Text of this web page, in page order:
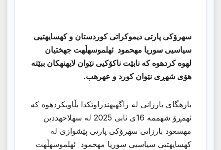
سهرۆكی پارتی دیموكراتی كوردستان و كهسایهتیی
سیاسیی سوریا مهحمود ئهلموسهڵهت جهختیان
لهوه كردهوه كه نابێت ناكۆكیی نێوان لایهنهكان ببێته
هۆی شهڕی نێوان كورد و عهرهب.
بارهگای بارزانی له راگهیهندراوێكدا بڵاویكردهوه كه
ئهمڕۆ شهممه 16ی ئابی 2025 له سهلاحهددین
مهسعود بارزانی سهرۆكی پارتی پێشوازی له
كهسایهتیی سیاسیی سوریا مهحمود ئهلموسهڵهت